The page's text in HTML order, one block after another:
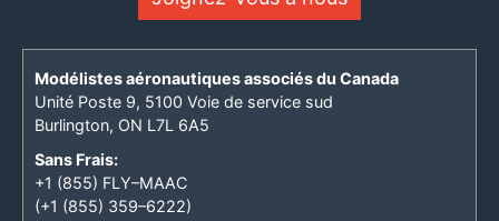
Modélistes aéronautiques associés du Canada
Unité Poste 9, 5100 Voie de service sud
Burlington, ON L7L 6A5
Sans Frais:
+1 (855) FLY–MAAC
(+1 (855) 359–6222)